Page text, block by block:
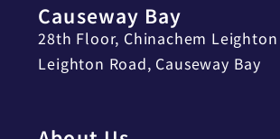
Causeway Bay
28th Floor, Chinachem Leighton
Leighton Road, Causeway Bay